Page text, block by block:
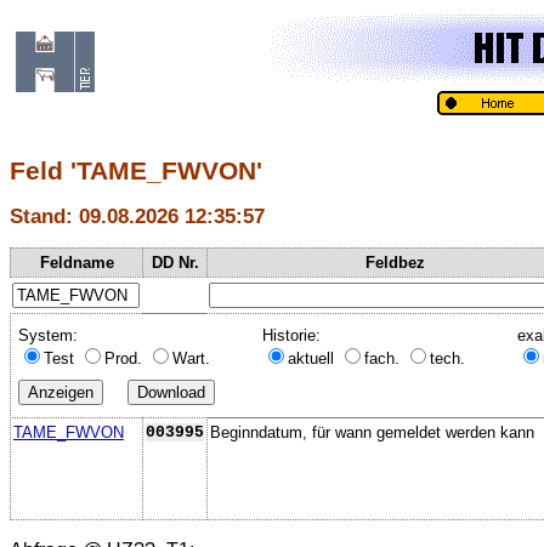
Feld 'TAME_FWVON'
Stand: 09.08.2026 12:35:57
Feldname DD Nr. Feldbez
System:
Test
Prod. Wart.
Historie:
aktuell
fach. tech.
TAME_FWVON 003995 Beginndatum, für wann gemeldet werden kann